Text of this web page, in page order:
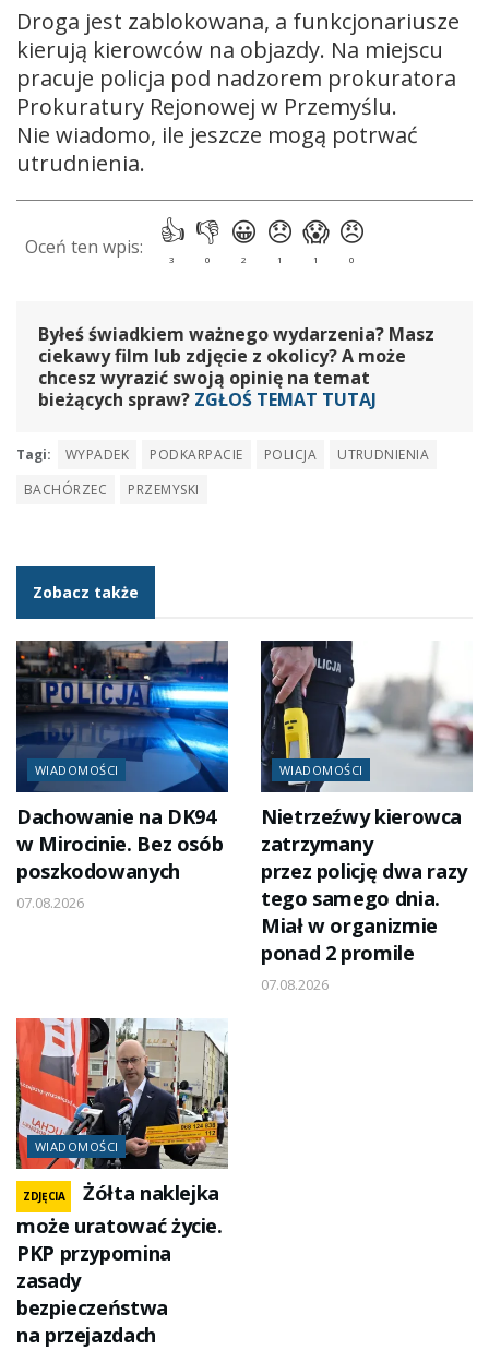
Droga jest zablokowana, a funkcjonariusze
kierują kierowców na objazdy. Na miejscu
pracuje policja pod nadzorem prokuratora
Prokuratury Rejonowej w Przemyślu.
Nie wiadomo, ile jeszcze mogą potrwać
utrudnienia.
Byłeś świadkiem ważnego wydarzenia? Masz
ciekawy film lub zdjęcie z okolicy? A może
chcesz wyrazić swoją opinię na temat
bieżących spraw? ZGŁOŚ TEMAT TUTAJ
Tagi: WYPADEK PODKARPACIE POLICJA
UTRUDNIENIA
BACHÓRZEC
PRZEMYSKI
Zobacz także
WIADOMOŚCI
Dachowanie na DK94
w Mirocinie. Bez osób
poszkodowanych
07.08.2026
WIADOMOŚCI
Nietrzeźwy kierowca
zatrzymany
przez policję dwa razy
tego samego dnia.
Miał w organizmie
ponad 2 promile
07.08.2026
WIADOMOŚCI
ZDJĘCIA
Żółta naklejka
może uratować życie.
PKP przypomina
zasady
bezpieczeństwa
na przejazdach